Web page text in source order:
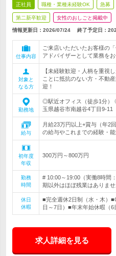
正社員 職種・業種未経験OK 急募
第二新卒歓迎 女性のおしごと掲載中
情報更新日：2026/07/24 終了予定日：
仕事内容
ご来店いただいたお客様の
アドバイザーとして業務をお
対象と
なる方
【未経験歓迎・人柄を重視
ことに抵抗のない方・不動
迎！
勤務地
◎駅近オフィス（徒歩1分）
玉県越谷市南越谷4丁目9-11
給与
月給23万円以上+賞与（年2
の給与やこれまでの経験・
初年度
年収
300万円～800万円
勤務
時間
# 10:00～19:00（実働8時
期以外はほぼ残業はありませ
休日
休暇
■完全週休2日制（水・木）
日～7日）■年末年始休暇（6
求人詳細を見る